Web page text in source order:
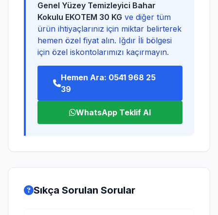
Genel Yüzey Temizleyici Bahar
Kokulu EKOTEM 30 KG ve diğer tüm
ürün ihtiyaçlarınız için miktar belirterek
hemen özel fiyat alın. Iğdır İli bölgesi
için özel iskontolarımızı kaçırmayın.
Hemen Ara: 0541 968 25
39
WhatsApp Teklif Al
Sıkça Sorulan Sorular